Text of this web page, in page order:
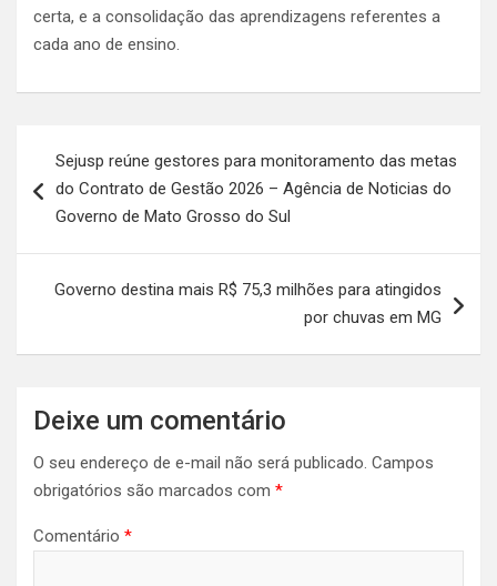
certa, e a consolidação das aprendizagens referentes a
cada ano de ensino.
de
Post
Sejusp reúne gestores para monitoramento das metas
do Contrato de Gestão 2026 – Agência de Noticias do
Governo de Mato Grosso do Sul
Governo destina mais R$ 75,3 milhões para atingidos
por chuvas em MG
Deixe um comentário
O seu endereço de e-mail não será publicado. Campos
obrigatórios são marcados com *
Comentário *